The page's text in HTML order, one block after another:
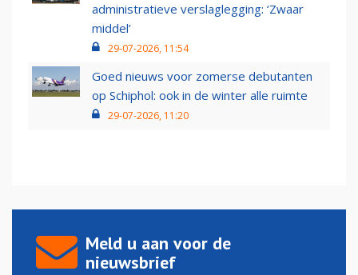
administratieve verslaglegging: ‘Zwaar
middel’
29-07-2026, 11:54
Goed nieuws voor zomerse debutanten
op Schiphol: ook in de winter alle ruimte
29-07-2026, 11:20
Meld u aan voor de
nieuwsbrief